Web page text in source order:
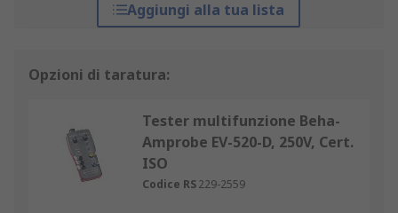
Aggiungi alla tua lista
Opzioni di taratura:
Tester multifunzione Beha-
Amprobe EV-520-D, 250V, Cert.
ISO
Codice RS229-2559